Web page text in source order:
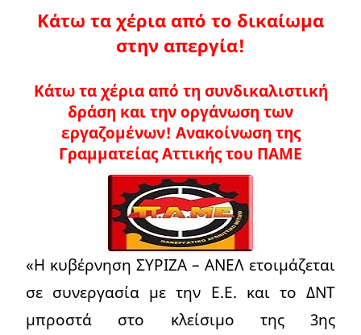
Κάτω τα χέρια από το δικαίωμα
στην απεργία!
Κάτω τα χέρια από τη συνδικαλιστική
δράση και την οργάνωση των
εργαζομένων! Aνακοίνωση της
Γραμματείας Αττικής του ΠΑΜΕ
«Η κυβέρνηση ΣΥΡΙΖΑ – ΑΝΕΛ ετοιμάζεται
σε συνεργασία με την Ε.Ε. και το ΔΝΤ
μπροστά στο κλείσιμο της 3ης